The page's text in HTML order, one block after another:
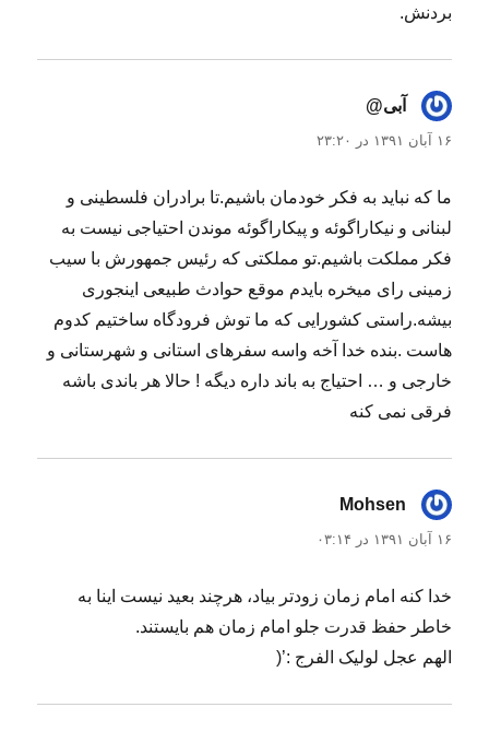
بردنش.
آبی@
۱۶ آبان ۱۳۹۱ در ۲۳:۲۰
ما که نباید به فکر خودمان باشیم.تا برادران فلسطینی و
لبنانی و نیکاراگوئه و پیکاراگوئه موندن احتیاجی نیست به
فکر مملکت باشیم.تو مملکتی که رئیس جمهورش با سیب
زمینی رای میخره بایدم موقع حوادث طبیعی اینجوری
بیشه.راستی کشورایی که ما توش فرودگاه ساختیم کدوم
هاست .بنده خدا آخه واسه سفرهای استانی و شهرستانی و
خارجی و … احتیاج به باند داره دیگه ! حالا هر باندی باشه
فرقی نمی کنه
Mohsen
۱۶ آبان ۱۳۹۱ در ۰۳:۱۴
خدا کنه امام زمان زودتر بیاد، هرچند بعید نیست اینا به
خاطر حفظ قدرت جلو امام زمان هم بایستند.
الهم عجل لولیک الفرج :’(